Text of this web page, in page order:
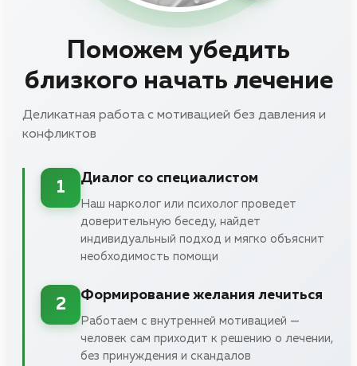
Поможем убедить
близкого начать лечение
Деликатная работа с мотивацией без давления и
конфликтов
1
Диалог со специалистом
Наш нарколог или психолог проведет
доверительную беседу, найдет
индивидуальный подход и мягко объяснит
необходимость помощи
2
Формирование желания лечиться
Работаем с внутренней мотивацией —
человек сам приходит к решению о лечении,
без принуждения и скандалов